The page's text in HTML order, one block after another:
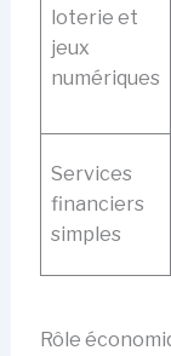
loterie et
jeux
numériques
Services
financiers
simples
Rôle